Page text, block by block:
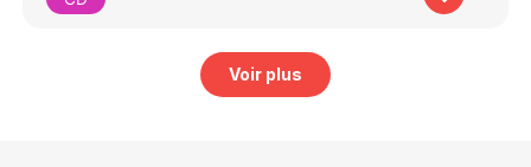
Voir plus